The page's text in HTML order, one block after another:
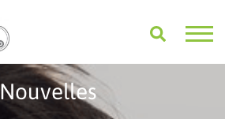
Nouvelles